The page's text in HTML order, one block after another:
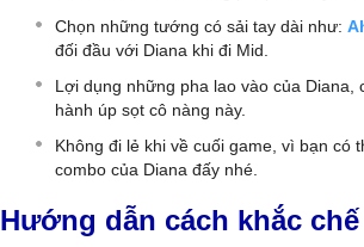
Chọn những tướng có sải tay dài như:
đối đầu với Diana khi đi Mid.
Lợi dụng những pha lao vào của Diana,
hành úp sọt cô nàng này.
Không đi lẻ khi về cuối game, vì bạn có
combo của Diana đấy nhé.
Hướng dẫn cách khắc chế